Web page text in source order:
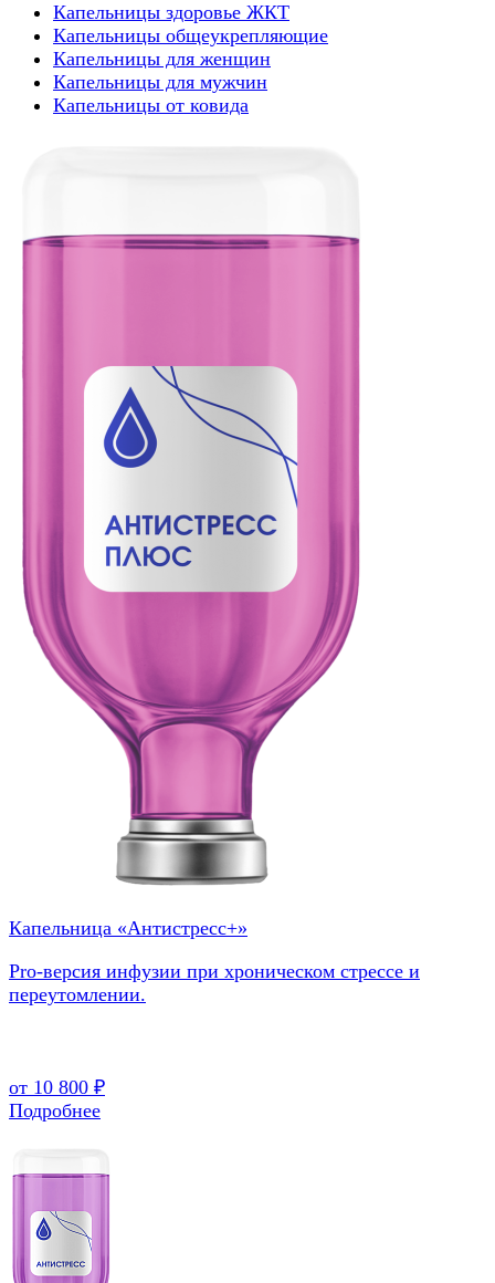
Капельницы здоровье ЖКТ
Капельницы общеукрепляющие
Капельницы для женщин
Капельницы для мужчин
Капельницы от ковида
Капельница «Антистресс+»
Pro-версия инфузии при хроническом стрессе и
переутомлении.
от 10 800 ₽
Подробнее